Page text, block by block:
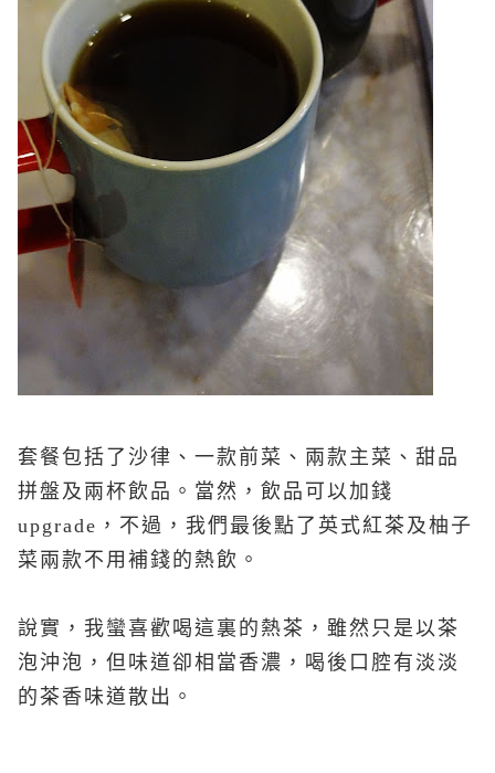
套餐包括了沙律、一款前菜、兩款主菜、甜品
拼盤及兩杯飲品。當然，飲品可以加錢
upgrade，不過，我們最後點了英式紅茶及柚子
菜兩款不用補錢的熱飲。
說實，我蠻喜歡喝這裏的熱茶，雖然只是以茶
泡沖泡，但味道卻相當香濃，喝後口腔有淡淡
的茶香味道散出。